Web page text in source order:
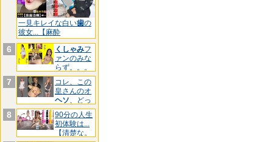
一見キレイな白い歯の
彼女...【麻酔
6 くしゃみフ
ァンのみな
らず。。。
【三池
7
コレ、この
皇さんのオ
ヘソ、どっ
ちです
8
90分の人生
初体験は...
【清楚な。